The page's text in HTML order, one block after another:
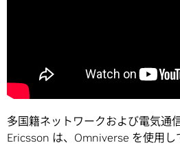
多国籍ネットワークおよび電気通
Ericsson は、Omniverse を使用し